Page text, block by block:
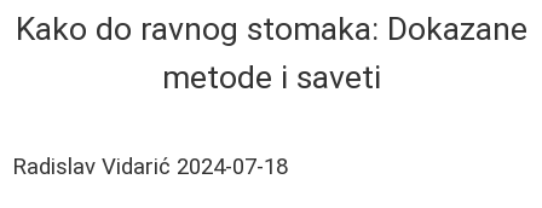
Kako do ravnog stomaka: Dokazane
metode i saveti
Radislav Vidarić 2024-07-18